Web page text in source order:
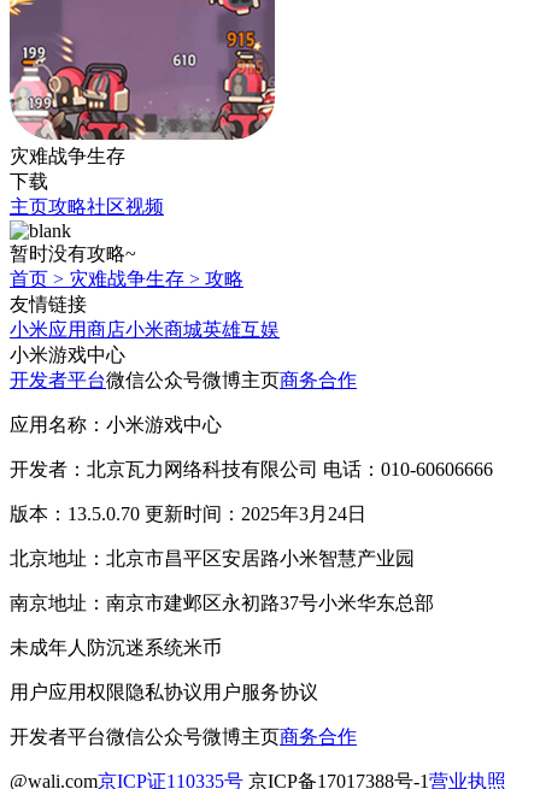
灾难战争生存
下载
主页攻略社区视频
暂时没有攻略~
首页 > 灾难战争生存 > 攻略
友情链接
小米应用商店小米商城英雄互娱
小米游戏中心
开发者平台微信公众号微博主页商务合作
应用名称：小米游戏中心
开发者：北京瓦力网络科技有限公司 电话：010-60606666
版本：13.5.0.70 更新时间：2025年3月24日
北京地址：北京市昌平区安居路小米智慧产业园
南京地址：南京市建邺区永初路37号小米华东总部
未成年人防沉迷系统米币
用户应用权限隐私协议用户服务协议
开发者平台微信公众号微博主页商务合作
@wali.com京ICP证110335号 京ICP备17017388号-1营业执照